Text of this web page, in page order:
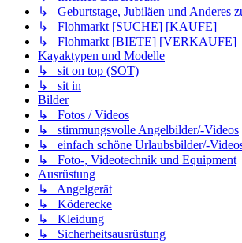
↳ Geburtstage, Jubiläen und Anderes
↳ Flohmarkt [SUCHE] [KAUFE]
↳ Flohmarkt [BIETE] [VERKAUFE]
Kayaktypen und Modelle
↳ sit on top (SOT)
↳ sit in
Bilder
↳ Fotos / Videos
↳ stimmungsvolle Angelbilder/-Videos
↳ einfach schöne Urlaubsbilder/-
↳ Foto-, Videotechnik und Equipment
Ausrüstung
↳ Angelgerät
↳ Köderecke
↳ Kleidung
↳ Sicherheitsausrüstung